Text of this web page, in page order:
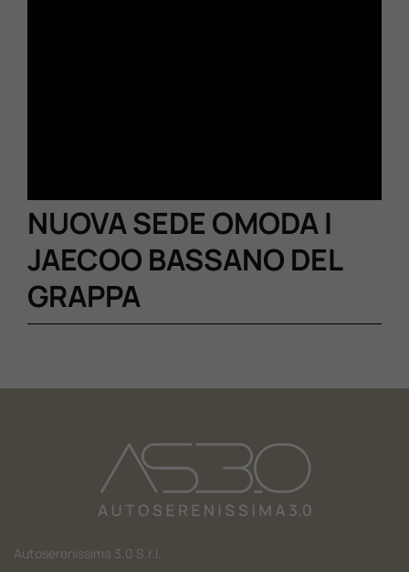
NUOVA SEDE OMODA I
JAECOO BASSANO DEL
GRAPPA
Autoserenissima 3.0 S.r.l.